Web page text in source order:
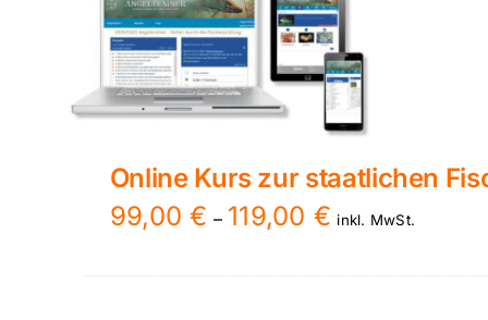
Online Kurs zur staatlichen
99,00€ – 119,00 € inkl. MwSt.